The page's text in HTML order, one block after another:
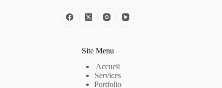
Site Menu
Accueil
Services
Portfolio